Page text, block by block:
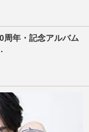
周年・記念アルバム